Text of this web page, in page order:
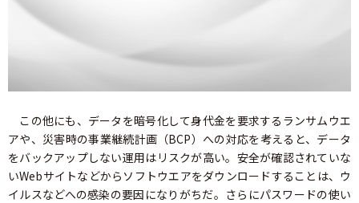
この他にも、データを暗号化して身代金を要求するランサムウエ
アや、災害時の事業継続計画（BCP）への対応を考えると、データ
をバックアップしない運用はリスクが高い。安全が確認されていな
いWebサイトなどからソフトウエアをダウンロードすることは、ウ
イルスなどへの感染の要因になりがちだ。さらにパスワードの使い